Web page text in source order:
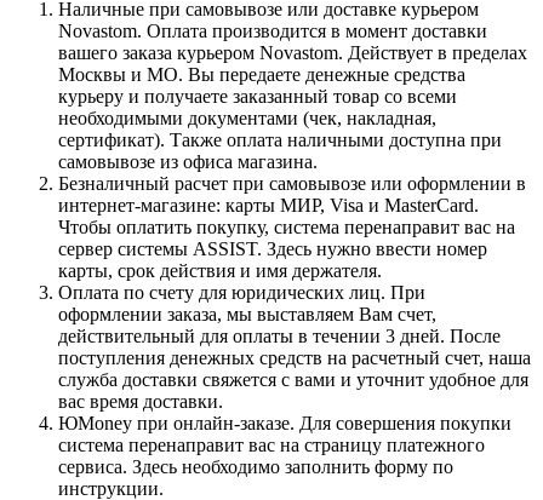
Наличные при самовывозе или доставке курьером
Novastom. Оплата производится в момент доставки
вашего заказа курьером Novastom. Действует в пределах
Москвы и МО. Вы передаете денежные средства
курьеру и получаете заказанный товар со всеми
необходимыми документами (чек, накладная,
сертификат). Также оплата наличными доступна при
самовывозе из офиса магазина.
Безналичный расчет при самовывозе или оформлении в
интернет-магазине: карты МИР, Visa и MasterCard.
Чтобы оплатить покупку, система перенаправит вас на
сервер системы ASSIST. Здесь нужно ввести номер
карты, срок действия и имя держателя.
Оплата по счету для юридических лиц. При
оформлении заказа, мы выставляем Вам счет,
действительный для оплаты в течении 3 дней. После
поступления денежных средств на расчетный счет, наша
служба доставки свяжется с вами и уточнит удобное для
вас время доставки.
ЮMoney при онлайн-заказе. Для совершения покупки
система перенаправит вас на страницу платежного
сервиса. Здесь необходимо заполнить форму по
инструкции.